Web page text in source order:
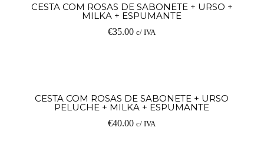
CESTA COM ROSAS DE SABONETE + URSO +
MILKA + ESPUMANTE
€35.00 c/ IVA
CESTA COM ROSAS DE SABONETE + URSO
PELUCHE + MILKA + ESPUMANTE
€40.00 c/ IVA